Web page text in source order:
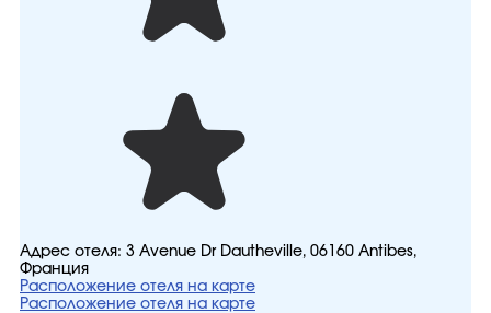
Адрес отеля: 3 Avenue Dr Dautheville, 06160 Antibes,
Франция
Расположение отеля на карте
Расположение отеля на карте